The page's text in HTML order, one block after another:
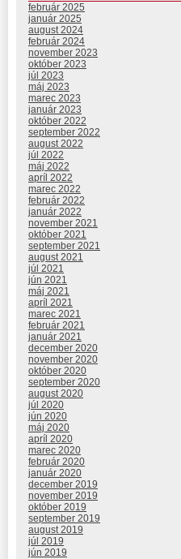
február 2025
január 2025
august 2024
február 2024
november 2023
október 2023
júl 2023
máj 2023
marec 2023
január 2023
október 2022
september 2022
august 2022
júl 2022
máj 2022
apríl 2022
marec 2022
február 2022
január 2022
november 2021
október 2021
september 2021
august 2021
júl 2021
jún 2021
máj 2021
apríl 2021
marec 2021
február 2021
január 2021
december 2020
november 2020
október 2020
september 2020
august 2020
júl 2020
jún 2020
máj 2020
apríl 2020
marec 2020
február 2020
január 2020
december 2019
november 2019
október 2019
september 2019
august 2019
júl 2019
jún 2019